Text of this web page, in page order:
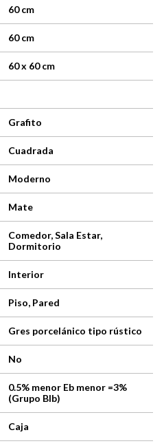
60 cm
60 cm
60 x 60 cm
Grafito
Cuadrada
Moderno
Mate
Comedor, Sala Estar,
Dormitorio
Interior
Piso, Pared
Gres porcelánico tipo rústico
No
0.5% menor Eb menor =3%
(Grupo BIb)
Caja